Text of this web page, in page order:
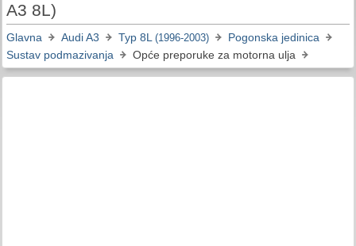
A3 8L)
Glavna Audi A3 Typ 8L (1996-2003)
Pogonska jedinica
Sustav podmazivanja
Opće preporuke za motorna ulja